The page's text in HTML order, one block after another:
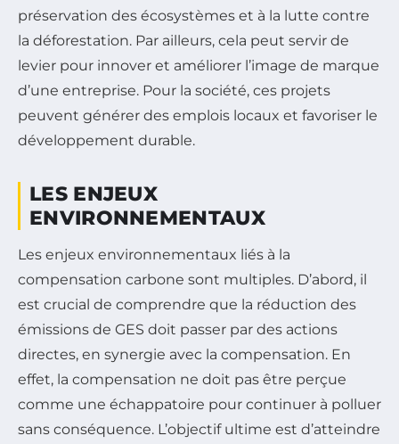
préservation des écosystèmes et à la lutte contre
la déforestation. Par ailleurs, cela peut servir de
levier pour innover et améliorer l’image de marque
d’une entreprise. Pour la société, ces projets
peuvent générer des emplois locaux et favoriser le
développement durable.
LES ENJEUX
ENVIRONNEMENTAUX
Les enjeux environnementaux liés à la
compensation carbone sont multiples. D’abord, il
est crucial de comprendre que la réduction des
émissions de GES doit passer par des actions
directes, en synergie avec la compensation. En
effet, la compensation ne doit pas être perçue
comme une échappatoire pour continuer à polluer
sans conséquence. L’objectif ultime est d’atteindre